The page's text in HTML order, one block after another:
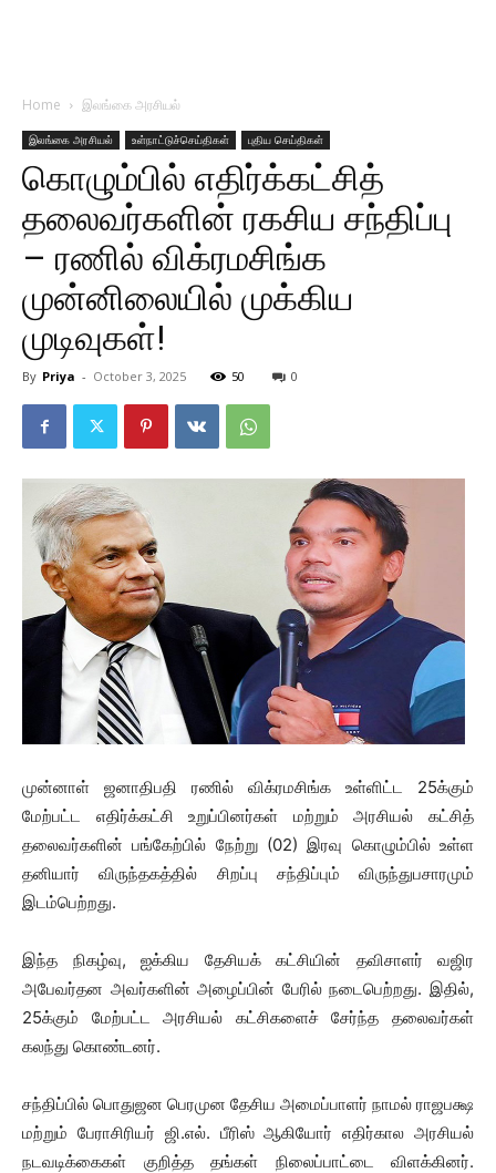
Home இலங்கை அரசியல்
இலங்கை அரசியல் உள்நாட்டுச்செய்திகள் புதிய செய்திகள்
கொழும்பில் எதிர்க்கட்சித்
தலைவர்களின் ரகசிய சந்திப்பு
– ரணில் விக்ரமசிங்க
முன்னிலையில் முக்கிய
முடிவுகள்!
By Priya - October 3, 2025 50 0
முன்னாள் ஜனாதிபதி ரணில் விக்ரமசிங்க உள்ளிட்ட 25க்கும்
மேற்பட்ட எதிர்க்கட்சி உறுப்பினர்கள் மற்றும் அரசியல் கட்சித்
தலைவர்களின் பங்கேற்பில் நேற்று (02) இரவு கொழும்பில் உள்ள
தனியார் விருந்தகத்தில் சிறப்பு சந்திப்பும் விருந்துபசாரமும்
இடம்பெற்றது.
இந்த நிகழ்வு, ஐக்கிய தேசியக் கட்சியின் தவிசாளர் வஜிர
அபேவர்தன அவர்களின் அழைப்பின் பேரில் நடைபெற்றது. இதில்,
25க்கும் மேற்பட்ட அரசியல் கட்சிகளைச் சேர்ந்த தலைவர்கள்
கலந்து கொண்டனர்.
சந்திப்பில் பொதுஜன பெரமுன தேசிய அமைப்பாளர் நாமல் ராஜபக்ஷ
மற்றும் பேராசிரியர் ஜி.எல். பீரிஸ் ஆகியோர் எதிர்கால அரசியல்
நடவடிக்கைகள் குறித்த தங்கள் நிலைப்பாட்டை விளக்கினர்.